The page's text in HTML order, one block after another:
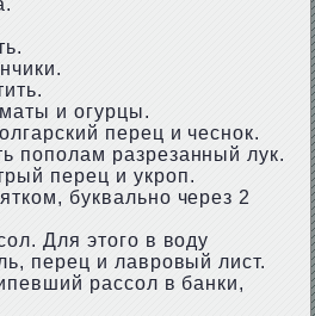
и огурцы.
перец и чеснок.
пополам разрезанный лук.
перец и укроп.
буквально через 2
Для этого в воду
перец и лавровый лист.
рассол в банки,